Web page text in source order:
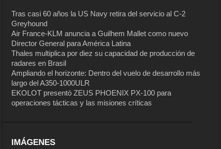
Tras casi 60 años la US Navy retira del servicio al C-2
Greyhound
Air France-KLM anuncia a Guilhem Mallet como nuevo
Director General para América Latina
Thales multiplica por diez su capacidad de producción de
radares en Brasil
Ampliando el horizonte: Dentro del vuelo de desarrollo más
largo del A350-1000ULR
EKOLOT presentó ZEUS PHOENIX PX-100 para
operaciones tácticas y las misiones críticas
IMÁGENES